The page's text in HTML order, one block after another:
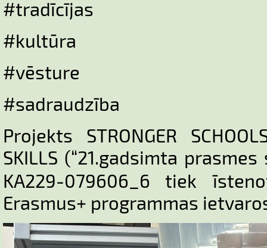
#tradīcījas
#kultūra
#vēsture
#sadraudzība
Projekts STRONGER
SKILLS (“21.gadsimta
KA229-079606_6 tiek
Erasmus+ programmas